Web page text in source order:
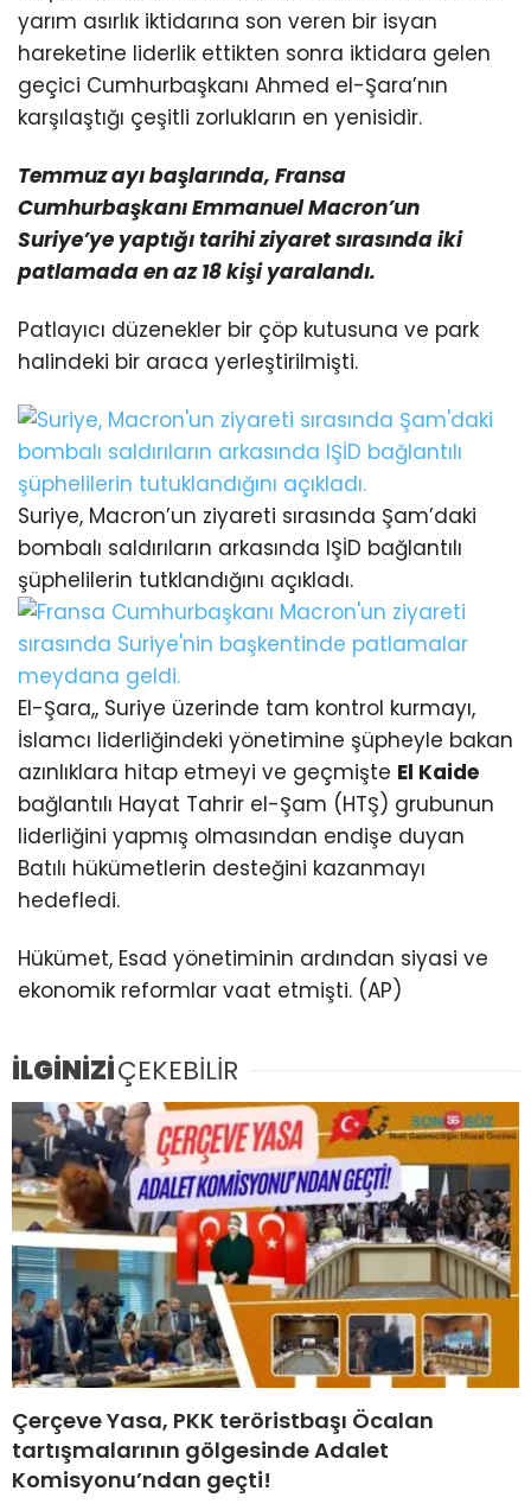
yarım asırlık iktidarına son veren bir isyan
hareketine liderlik ettikten sonra iktidara gelen
geçici Cumhurbaşkanı Ahmed el-Şara’nın
karşılaştığı çeşitli zorlukların en yenisidir.
Temmuz ayı başlarında, Fransa
Cumhurbaşkanı Emmanuel Macron’un
Suriye’ye yaptığı tarihi ziyaretsırasında iki
patlamada en az 18 kişi yaralandı.
Patlayıcı düzenekler bir çöp kutusuna ve park
halindeki bir araca yerleştirilmişti.
Suriye, Macron’un ziyareti sırasında Şam’daki
bombalı saldırıların arkasında IŞİD bağlantılı
şüphelilerin tutklandığını açıkladı.
El-Şara,, Suriye üzerinde tam kontrol kurmayı,
İslamcı liderliğindeki yönetimine şüpheyle bakan
azınlıklara hitap etmeyi ve geçmişte El Kaide
bağlantılı Hayat Tahrir el-Şam (HTŞ) grubunun
liderliğini yapmış olmasından endişe duyan
Batılı hükümetlerin desteğini kazanmayı
hedefledi.
Hükümet, Esad yönetiminin ardından siyasi ve
ekonomik reformlar vaat etmişti. (AP)
İLGİNİZİÇEKEBİLİR
Çerçeve Yasa, PKK teröristbaşı Öcalan
tartışmalarının gölgesinde Adalet
Komisyonu’ndan geçti!